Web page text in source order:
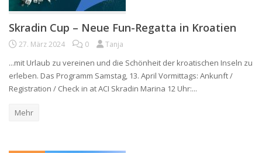
Skradin Cup – Neue Fun-Regatta in Kroatien
27. März 2024 0 Tanja
...mit Urlaub zu vereinen und die Schönheit der kroatischen Inseln zu
erleben. Das Programm Samstag, 13. April Vormittags: Ankunft /
Registration / Check in at ACI Skradin Marina 12 Uhr:...
Mehr